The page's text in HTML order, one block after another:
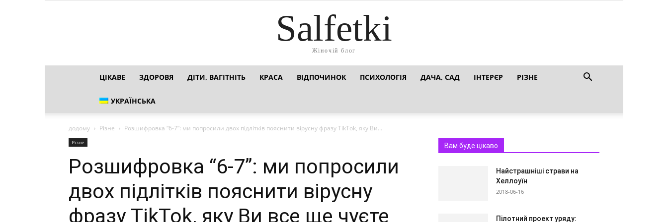
Salfetki
Жіночій блог
ЦІКАВЕ ЗДОРОВЯ ДІТИ, ВАГІТНІТЬ КРАСА ВІДПОЧИНОК ПСИХОЛОГІЯ ДАЧА, САД ІНТЕРЄР РІЗНЕ
УКРАЇНСЬКА
додому Різне Розшифровка “6-7”: ми попросили двох підлітків пояснити вірусну фразу TikTok, яку Ви...
Різне
Розшифровка “6-7”: ми попросили
двох підлітків пояснити вірусну
фразу TikTok, яку Ви все ще чуєте
Вам буде цікаво
Найстрашніші страви на
Хеллоуїн
2018-06-16
Пілотний проект уряду: